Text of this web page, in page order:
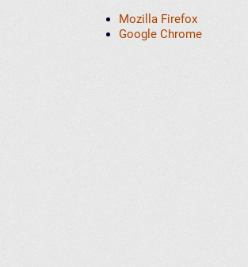
Mozilla Firefox
Google Chrome